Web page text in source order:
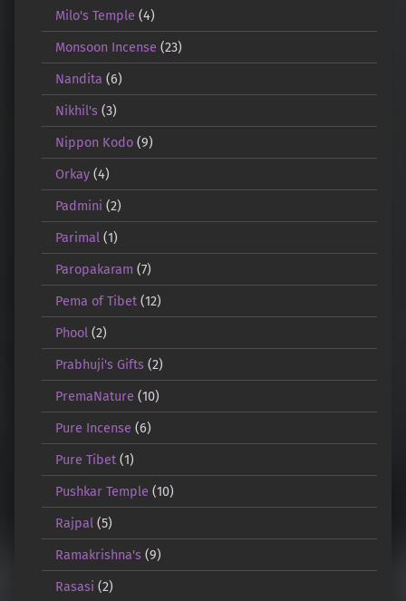
Milo's Temple (4)
Monsoon Incense (23)
Nandita (6)
Nikhil's(3)
Nippon Kodo(9)
Orkay(4)
Padmini (2)
Parimal(1)
Paropakaram (7)
Pema of Tibet(12)
Phool(2)
Prabhuji's Gifts(2)
PremaNature (10)
Pure Incense (6)
Pure Tibet(1)
Pushkar Temple (10)
Rajpal(5)
Ramakrishna's(9)
Rasasi (2)